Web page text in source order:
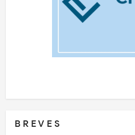
B R E V E S